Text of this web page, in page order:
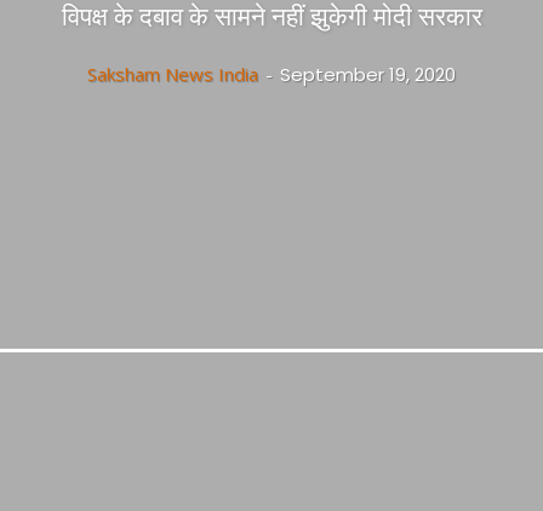
विपक्ष के दबाव के सामने नहीं झुकेगी मोदी सरकार
Saksham News India - September 19, 2020